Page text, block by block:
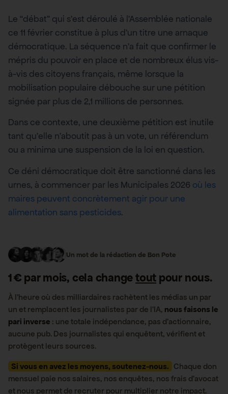
Le “débat” qui s’est déroulé à l’Assemblée nationale
ce 11 février constitue à plus d’un titre une arnaque
démocratique. La séquence n’a fait que confirmer le
mépris du pouvoir en place et de nombreux élus vis-
à-vis des citoyens français, même lorsque la
mobilisation populaire débouche sur une pétition
signée par plus de 2,1 millions de personnes.
Dans ce contexte, une deuxième pétition est inutile
tant qu’elle n’aboutit pas à un vote, un référendum
ou a minima une suspension de la loi en question.
Ce déni démocratique doit être sanctionné dans les
urnes, à commencer par les Municipales 2026 où les
maires peuvent concrètement agir pour une
alimentation sans pesticides.
Un mot de la rédaction de Bon Pote
1 € par mois, cela changetout pour nous.
À l’heure où des milliardaires rachètent les médias un par
un et remplacent les journalistes par de l’IA, nous faisons le
pari inverse : une totale indépendance, pas d’actionnaire,
aucune pub. Des journalistes qui enquêtent, vérifient et
protègent leurs sources.
Si vous en avez les moyens, soutenez-nous. Chaque don
mensuel paie nos salaires, nos enquêtes, nos frais d’avocat
et nous permet de recruter pour multiplier notre impact.